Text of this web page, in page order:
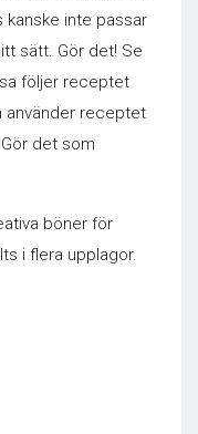
kanske inte passar
sätt. Gör det! Se
följer receptet
använder receptet
det som
böner för
i flera upplagor.